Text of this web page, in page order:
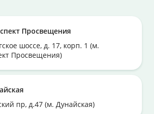
Просвещения
шоссе, д. 17, корп. 1 (м.
Просвещения)
пр, д.47 (м. Дунайская)